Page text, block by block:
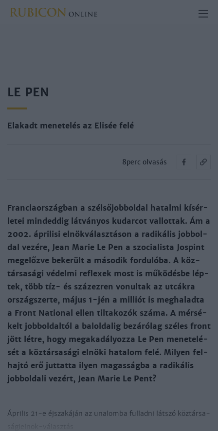
LE PEN
Elakadt menetelés az Elisée felé
8perc olvasás
Fran­ciaor­szág­ban a szél­ső­jobb­ol­dal ha­tal­mi kí­sér­
le­tei minded­dig lát­vá­nyos ku­dar­cot val­lot­tak. Ám a
2002. áp­ri­li­si el­nök­vá­lasz­tá­son a ra­di­ká­lis jobb­ol­
dal ve­zé­re, Jean Ma­rie Le Pen a szocialista Jospint
megelőzve bekerült a második fordulóba. A köz­
tár­sa­sá­gi vé­del­mi ref­le­xek most is mű­kö­dés­be lép­
tek, több tíz- és száz­ez­ren vo­nul­tak az ut­cák­ra
or­szág­szer­te, má­jus 1-jén a mil­liót is meg­ha­lad­ta
a Front National el­len til­ta­ko­zók szá­ma. A mér­sé­
kelt jobb­ol­dal­tól a balol­da­lig be­zá­ró­lag szé­les front
jött lét­re, hogy megaka­dá­lyoz­za Le Pen me­ne­te­lé­
sét a köz­tár­sa­sá­gi el­nö­ki ha­ta­lom fe­lé. Mi­lyen fel­
haj­tó erő jut­tat­ta ilyen ma­gas­ság­ba a ra­di­ká­lis
jobb­ol­da­li ve­zért, Jean Ma­rie Le Pent?
Áp­ri­lis 21-e éj­sza­ká­ján az una­lom­ba ful­lad­ni lát­szó köz­tár­sa­